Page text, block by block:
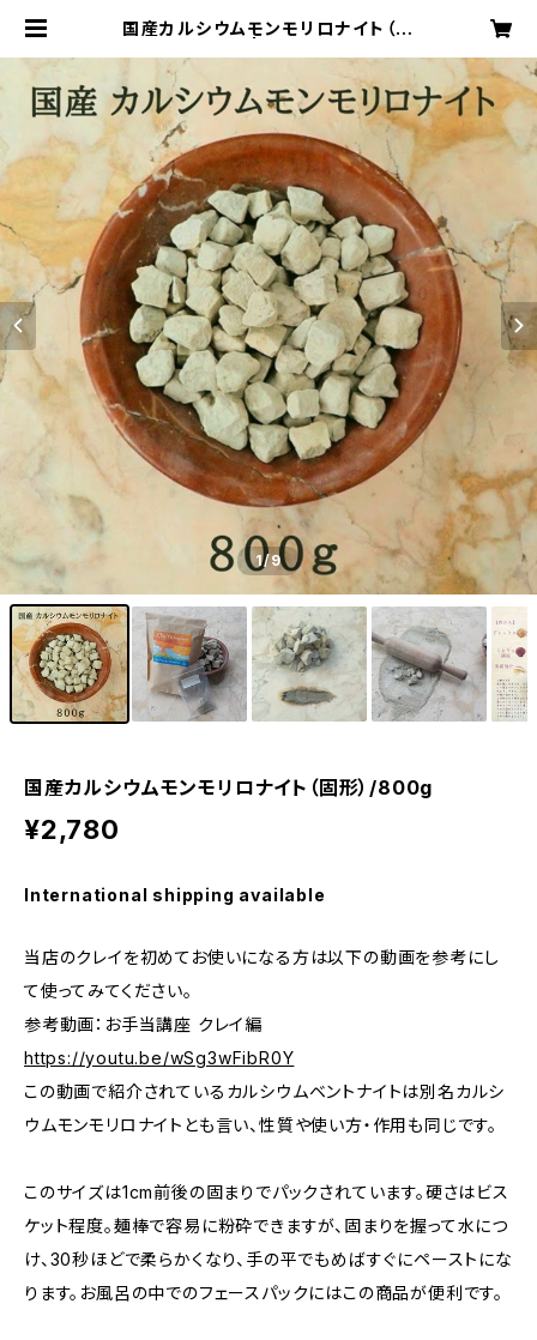
国産カルシウムモンモリロナイト（固
1/9
国産カルシウムモンモリロナイト（固形）/800g
¥2,780
International shipping available
当店のクレイを初めてお使いになる方は以下の動画を参考にし
て使ってみてください。
参考動画：お手当講座 クレイ編
https://youtu.be/wSg3wFibR0Y
この動画で紹介されているカルシウムベントナイトは別名カルシ
ウムモンモリロナイトとも言い、性質や使い方・作用も同じです。
このサイズは1cm前後の固まりでパックされています。硬さはビス
ケット程度。麺棒で容易に粉砕できますが、固まりを握って水につ
け、30秒ほどで柔らかくなり、手の平でもめばすぐにペーストにな
ります。お風呂の中でのフェースパックにはこの商品が便利です。